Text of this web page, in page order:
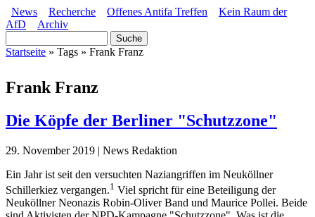
Direkt zum Inhalt
Hauptmenü
News Recherche Offenes Antifa Treffen
Kein Raum der
AfD
Archiv
Suchformular
Startseite » Tags » Frank Franz
Frank Franz
Die Köpfe der Berliner "Schutzzone"
29. November 2019 | News Redaktion
Ein Jahr ist seit den versuchten Naziangriffen im Neuköllner
Schillerkiez vergangen.1 Viel spricht für eine Beteiligung der
Neuköllner Neonazis Robin-Oliver Band und Maurice Pollei. Beide